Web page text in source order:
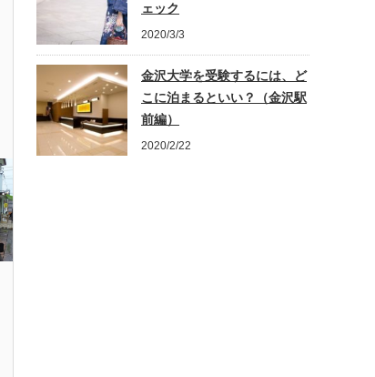
ェック
2020/3/3
金沢大学を受験するには、ど
こに泊まるといい？（金沢駅
前編）
2020/2/22